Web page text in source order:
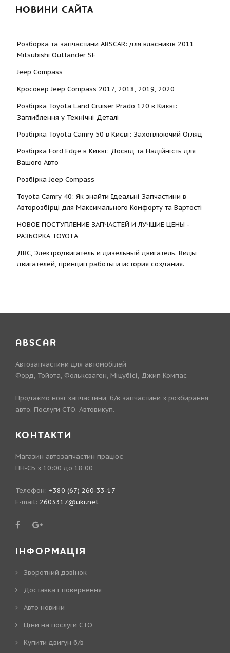
НОВИНИ САЙТА
Розборка та запчастини ABSCAR: для власників 2011
Mitsubishi Outlander SE
Jeep Compass
Кросовер Jeep Compass 2017, 2018, 2019, 2020
Розбірка Toyota Land Cruiser Prado 120 в Києві:
Заглиблення у Технічні Деталі
Розбірка Toyota Camry 50 в Києві: Захоплюючий Огляд
Розбірка Ford Edge в Києві: Досвід та Надійність для
Вашого Авто
Розбірка Jeep Compass
Toyota Camry 40: Як знайти Ідеальні Запчастини в
Авторозбірці для Максимального Комфорту та Вартості
НОВОЕ ПОСТУПЛЕНИЕ ЗАПЧАСТЕЙ И ЛУЧШИЕ ЦЕНЫ -
РАЗБОРКА TOYOTА
ДВС, Электродвигатель и дизельный двигатель. Виды
двигателей, принцип работы и история создания.
ABSCAR
Автозапчастини для автомобілей
Форд, Тойота, Фольксваген, Міцубісі, Джип Компас
Продаємо нові запчастини, б/в запчастини з розбирання
авто. Послуги СТО. Автовикуп.
КОНТАКТИ
Магазин автозапчастин працює
ПН-СБ з 10:00 до 18:00
Телефон: +380 (67) 260-33-17
E-mail: 2603317@ukr.net
ІНФОРМАЦІЯ
Зворотний дзвінок
Доставка і повернення
Авто новини
Ціни на послуги СТО
Купити двигун б/в